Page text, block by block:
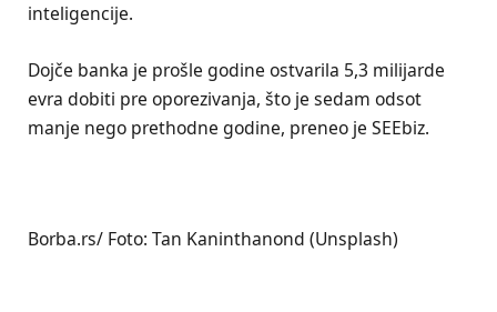
inteligencije.
Dojče banka je prošle godine ostvarila 5,3 milijarde
evra dobiti pre oporezivanja, što je sedam odsot
manje nego prethodne godine, preneo je SEEbiz.
Borba.rs/ Foto: Tan Kaninthanond (Unsplash)